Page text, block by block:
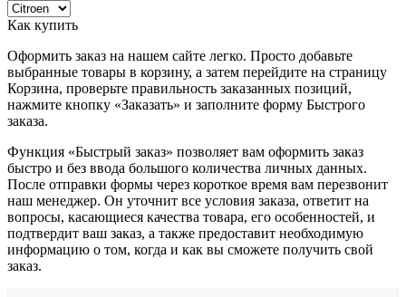
Как купить
Оформить заказ на нашем сайте легко. Просто добавьте
выбранные товары в корзину, а затем перейдите на страницу
Корзина, проверьте правильность заказанных позиций,
нажмите кнопку «Заказать» и заполните форму Быстрого
заказа.
Функция «Быстрый заказ» позволяет вам оформить заказ
быстро и без ввода большого количества личных данных.
После отправки формы через короткое время вам перезвонит
наш менеджер. Он уточнит все условия заказа, ответит на
вопросы, касающиеся качества товара, его особенностей, и
подтвердит ваш заказ, а также предоставит необходимую
информацию о том, когда и как вы сможете получить свой
заказ.